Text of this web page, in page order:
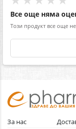
Все още няма
Този продукт все още
За нас